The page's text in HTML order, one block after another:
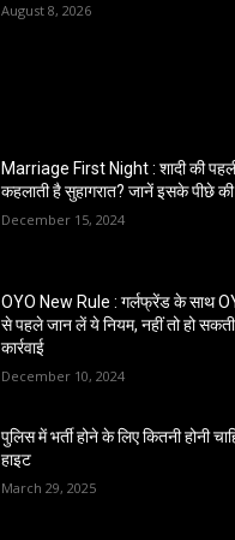
August 8, 2026
Marriage First Night : शादी की
कहलाती है सुहागरात? जानें इसके पीछे
December 15, 2024
OYO New Rule : गर्लफ्रेंड के साथ
से पहले जान लें ये नियम, नहीं तो हो
कार्रवाई
December 10, 2024
पुलिस में भर्ती होने के लिए कितनी होनी
हाइट
March 29, 2025